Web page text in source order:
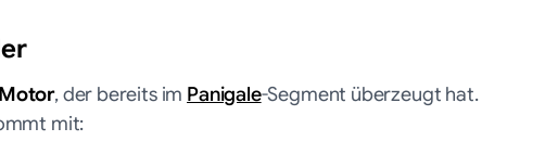
, der bereits imPanigale-Segment überzeugt hat.
mit: